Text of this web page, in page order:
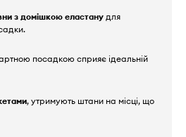
з домішкою еластану для
посадкою сприяє ідеальній
, утримують штани на місці, що